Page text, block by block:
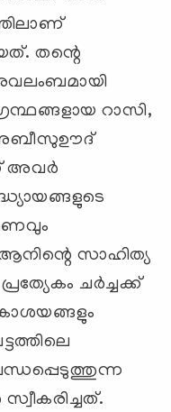
തന്റെ
റാസി,
അവര്‍
സാഹിത്യ
ചര്‍ച്ചക്ക്‌